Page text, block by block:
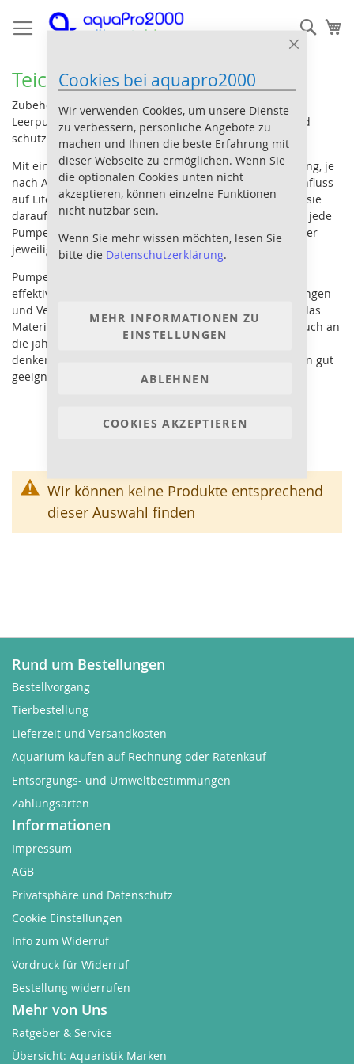
Close
Cookies bei aquapro2000
Wir verwenden Cookies, um unsere Dienste
zu verbessern, persönliche Angebote zu
machen und Ihnen die beste Erfahrung mit
dieser Webseite zu ermöglichen. Wenn Sie
die optionalen Cookies unten nicht
akzeptieren, können einzelne Funktionen
nicht nutzbar sein.
Wenn Sie mehr wissen möchten, lesen Sie
bitte die Datenschutzerklärung.
COOKIES AKZEPTIEREN
MEHR INFORMATIONEN ZU
EINSTELLUNGEN
ABLEHNEN
zum
Teichpumpen Zubehör
Zubehör für Teichpumpen wie z:B. Drehzahlregler oder
Leerpumpschutz sowie Schwimmschalter erweitern und
schützen Ihre Teichpumpe im laufenden Betrieb.
Mit einem Drehzahlregler können sie die Pumpenleistung, je
nach Ausführung, stufenlos regeln und damitz auch Einfluss
auf Literleistung und Stromverbrauch nehmen. Achten sie
darauf das nicht jeder Drehzahlregler oder Dimmer für jede
Pumpe geeignet ist, was von dem verwendeten Motor der
jeweiligen Pumpe abhängig ist.
Pumpenreiniger dienen, wie der Name schon sagt zur
effektiven Reinigung Ihrer Teichpumpe. Kalk , Ablagerungen
und Verschmutzungen werden entfernt und schützen das
Material von Läufer und Pumpengehäuse. Wichtig ist auch an
die jährliche Reinigung des UV-Klärers ( Quarzglas) zu
denken, wozu der Pumpenreiniger in den meisten Fällen gut
geeignet ist.
Wir können keine Produkte entsprechend
dieser Auswahl finden
Rund um Bestellungen
Bestellvorgang
Tierbestellung
Lieferzeit und Versandkosten
Aquarium kaufen auf Rechnung oder Ratenkauf
Entsorgungs- und Umweltbestimmungen
Zahlungsarten
Informationen
Impressum
AGB
Privatsphäre und Datenschutz
Cookie Einstellungen
Info zum Widerruf
Vordruck für Widerruf
Bestellung widerrufen
Mehr von Uns
Ratgeber & Service
Übersicht: Aquaristik Marken